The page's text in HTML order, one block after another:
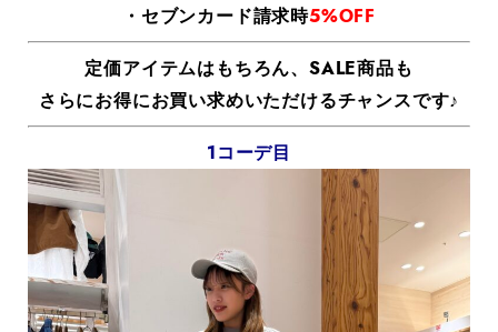
・セブンカード請求時5%OFF
定価アイテムはもちろん、 SALE商品も
さらにお得にお買い求めいただけるチャンスです♪
1コーデ目